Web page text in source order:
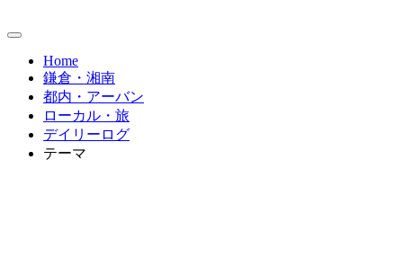
Home
鎌倉・湘南
都内・アーバン
ローカル・旅
デイリーログ
テーマ